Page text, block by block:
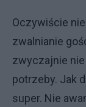
Oczywiście
zwalnianie
zwyczajnie
potrzeby. Jak
super. Nie